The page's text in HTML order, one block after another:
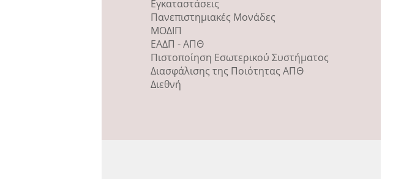
Εγκαταστάσεις
Πανεπιστημιακές Μονάδες
ΜΟΔΙΠ
ΕΑΔΠ - ΑΠΘ
Πιστοποίηση Εσωτερικού Συστήματος
Διασφάλισης της Ποιότητας ΑΠΘ
Διεθνή